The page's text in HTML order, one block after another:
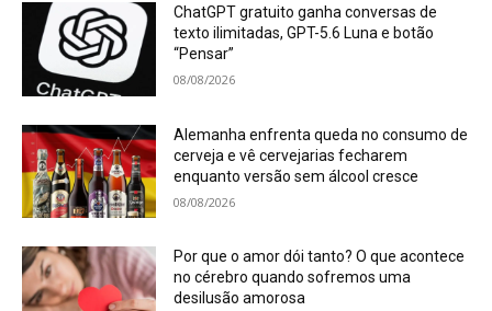
ChatGPT gratuito ganha conversas de
texto ilimitadas, GPT-5.6 Luna e botão
“Pensar”
08/08/2026
Alemanha enfrenta queda no consumo de
cerveja e vê cervejarias fecharem
enquanto versão sem álcool cresce
08/08/2026
Por que o amor dói tanto? O que acontece
no cérebro quando sofremos uma
desilusão amorosa